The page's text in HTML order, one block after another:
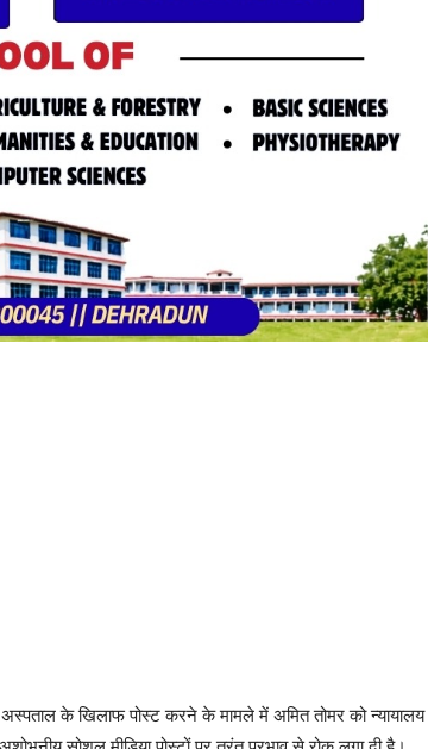
अस्पताल के खिलाफ पोस्ट करने के मामले में अमित तोमर को न्यायालय